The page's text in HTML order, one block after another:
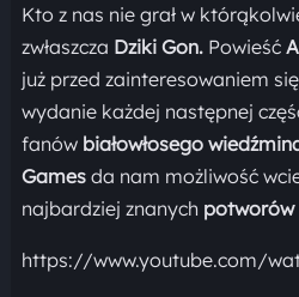
Kto z nas nie grał w
zwłaszcza Dziki Gon.Powieść
już przed zainteresowaniem się
wydanie każdej następnej
fanów białowłosego
Gamesda nam możliwość
najbardziej znanych potworów
https://www.youtube.com/